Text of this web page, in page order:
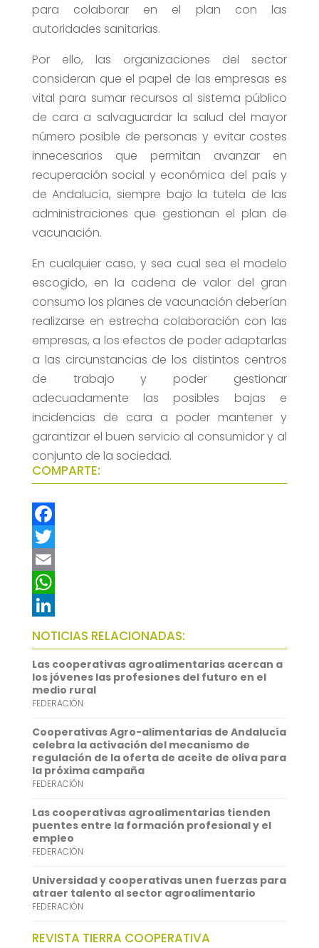
para colaborar en el plan con las
autoridades sanitarias.
Por ello, las organizaciones del sector
consideran que el papel de las empresas es
vital para sumar recursos al sistema público
de cara a salvaguardar la salud del mayor
número posible de personas y evitar costes
innecesarios que permitan avanzar en
recuperación social y económica del país y
de Andalucía, siempre bajo la tutela de las
administraciones que gestionan el plan de
vacunación.
En cualquier caso, y sea cual sea el modelo
escogido, en la cadena de valor del gran
consumo los planes de vacunación deberían
realizarse en estrecha colaboración con las
empresas, a los efectos de poder adaptarlas
a las circunstancias de los distintos centros
de trabajo y poder gestionar
adecuadamente las posibles bajas e
incidencias de cara a poder mantener y
garantizar el buen servicio al consumidor y al
conjunto de la sociedad.
COMPARTE:
F
a
c
e
b
o
o
k
T
w
t
t
e
r
E
m
a
i
l
W
h
a
t
s
A
p
p
L
i
n
k
e
d
I
n
NOTICIAS RELACIONADAS:
Las cooperativas agroalimentarias acercan a
los jóvenes las profesiones del futuro en el
medio rural
FEDERACIÓN
Cooperativas Agro-alimentarias de Andalucía
celebra la activación del mecanismo de
regulación de la oferta de aceite de oliva para
la próxima campaña
FEDERACIÓN
Las cooperativas agroalimentarias tienden
puentes entre la formación profesional y el
empleo
FEDERACIÓN
Universidad y cooperativas unen fuerzas para
atraer talento al sector agroalimentario
FEDERACIÓN
REVISTA TIERRA COOPERATIVA